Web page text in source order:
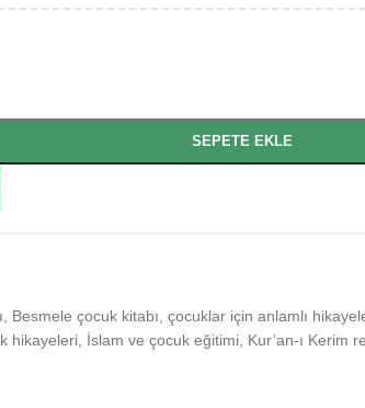
SEPETE EKLE
Besmele çocuk kitabı çocuklar için anlamlı
hikayeleri İslam ve çocuk eğitimi Kur’an-ı Kerim